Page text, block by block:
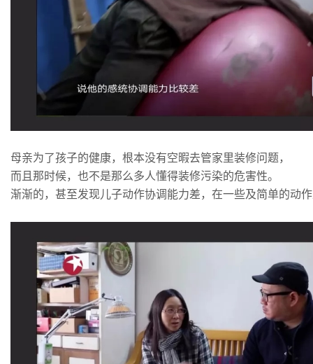
母亲为了孩子的健康，根本没有空暇去管家里装修问题，
而且那时候，也不是那么多人懂得装修污染的危害性。
渐渐的，甚至发现儿子动作协调能力差，在一些及简单的动